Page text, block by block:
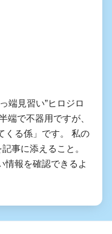
端見習い”ヒロジロ
端で不器用ですが、
くる係」です。 私の
事に添えること。
情報を確認できるよ